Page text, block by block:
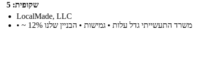
שקופית: 5
LocalMade, LLC
• ~ 12% משרד התעשייתי גדל עלות • גמישות • הבניין שלנו